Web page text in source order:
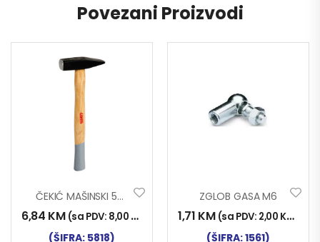
Povezani Proizvodi
ČEKIĆ MAŠINSKI 500g
6,84 KM (sa PDV: 8,00 KM
(ŠIFRA: 5818)
ZGLOB GASA M6
1,71 KM (sa PDV: 2,00 KM
(ŠIFRA: 1561)